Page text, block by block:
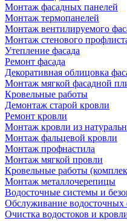
Монтаж фасадных панелей
Монтаж термопанелей
Монтаж вентилируемого
Монтаж стенового
Утепление фасада
Ремонт фасада
Декоративная облицовка
Монтаж мягкой фасадной
Кровельные работы
Демонтаж старой кровли
Ремонт кровли
Монтаж кровли из
Монтаж фальцевой кровли
Монтаж профнастила
Монтаж мягкой провли
Кровельные работы
Монтаж металлочерепицы
Водосточные системы и
Обслуживание водосточных
Очистка водостоков и